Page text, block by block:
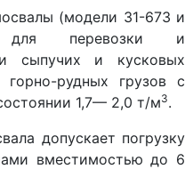
(модели 31-673 и
для перевозки и
сыпучих и кусковых
горно-рудных грузов с
1,7— 2,0 т/м3.
допускает погрузку
вместимостью до 6